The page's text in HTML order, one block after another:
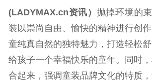
(LADYMAX.cn资讯） 抛掉环境的
装以崇尚自由、愉快的精神进行创
童纯真自然的独特魅力，打造轻松舒
给孩子一个幸福快乐的童年。同时
合起来，强调童装品牌文化的特质